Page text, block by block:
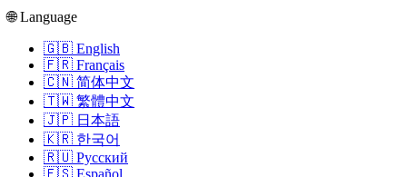
🌐 Language
🇬🇧 English
🇫🇷 Français
🇨🇳 简体中文
🇹🇼 繁體中文
🇯🇵 日本語
🇰🇷 한국어
🇷🇺 Русский